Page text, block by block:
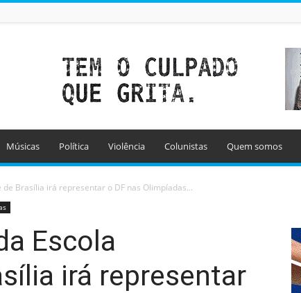
Músicas Política Violência Colunistas Quem somos
Brasília irá representar o DF nas Olimpíadas...
Escola
irá representar